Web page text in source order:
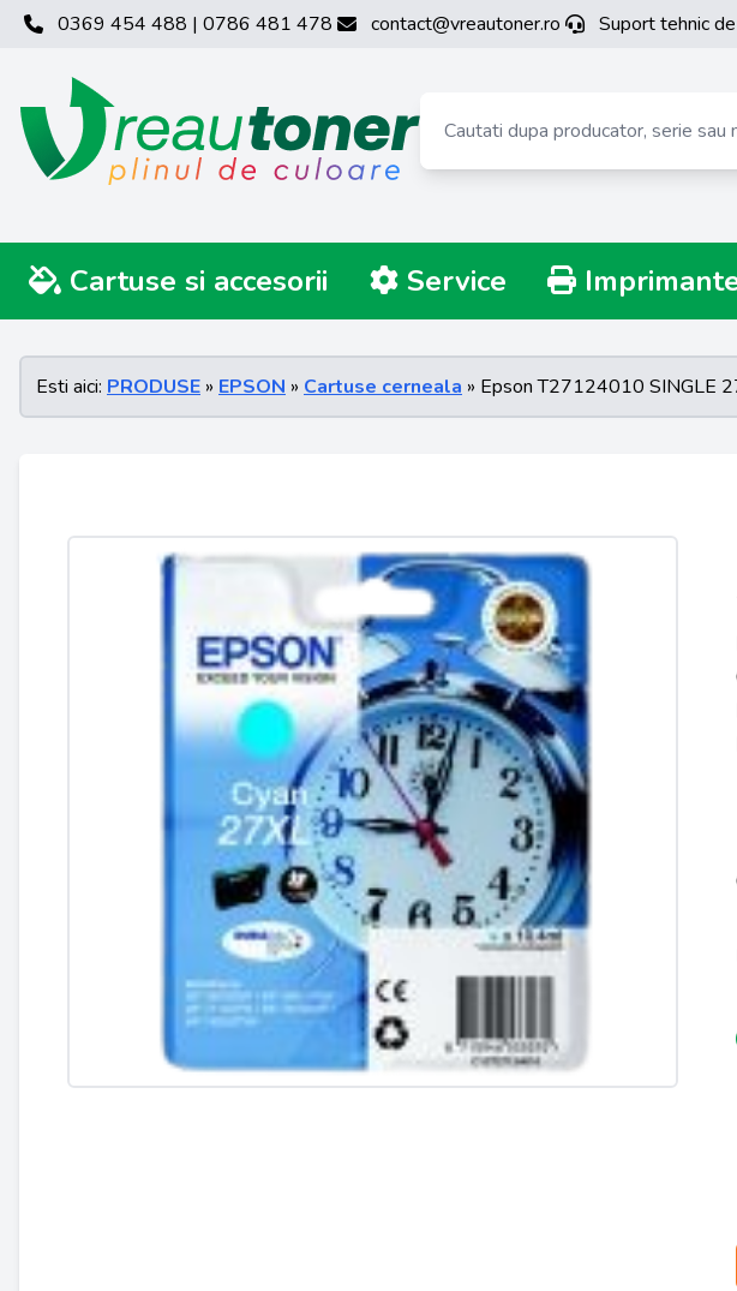
0369 454 488 | 0786 481 478 contact@vreautoner.ro Suport tehnic de
Cartuse si accesorii Service
Esti aici: PRODUSE » EPSON » Cartuse cerneala » Epson T27124010 SINGLE